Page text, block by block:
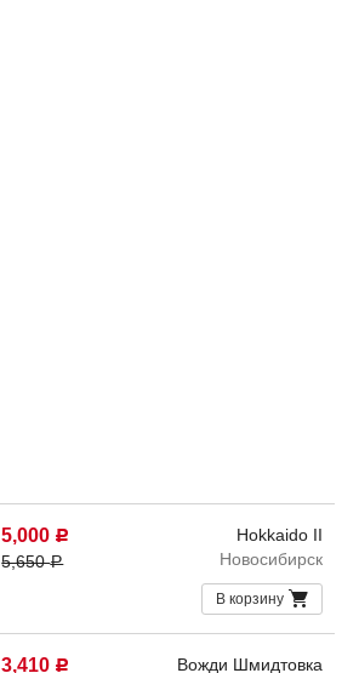
5,000 Р
5,650Р
Hokkaido II
Новосибирск
В корзину
3,410 Р Вожди Шмидтовка